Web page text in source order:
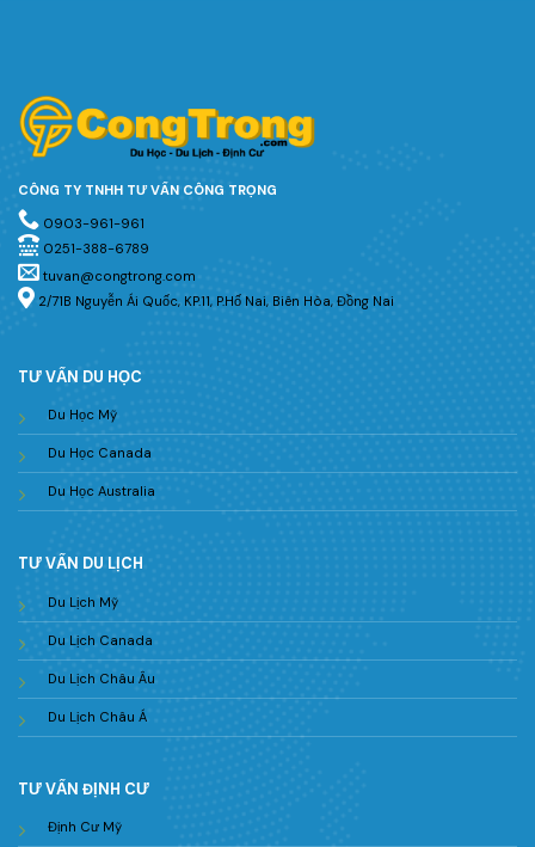
CÔNG TY TNHH TƯ VẤN CÔNG TRỌNG
0903-961-961
0251-388-6789
tuvan@congtrong.com
2/71B Nguyễn Ái Quốc, KP.11, P.Hố Nai, Biên Hòa, Đồng Nai
TƯ VẤN DU HỌC
Du Học Mỹ
Du Học Canada
Du Học Australia
TƯ VẤN DU LỊCH
Du Lịch Mỹ
Du Lịch Canada
Du Lịch Châu Âu
Du Lịch Châu Á
TƯ VẤN ĐỊNH CƯ
Định Cư Mỹ